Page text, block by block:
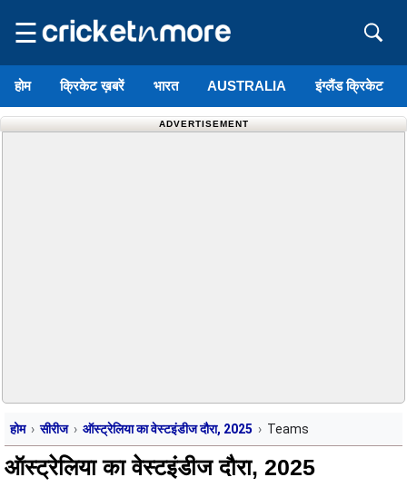
☰
होम क्रिकेट ख़बरें भारत AUSTRALIA इंग्लैंड क्रिकेट
ADVERTISEMENT
होम सीरीज ऑस्ट्रेलिया का वेस्टइंडीज दौरा, 2025 Teams
ऑस्ट्रेलिया का वेस्टइंडीज दौरा, 2025